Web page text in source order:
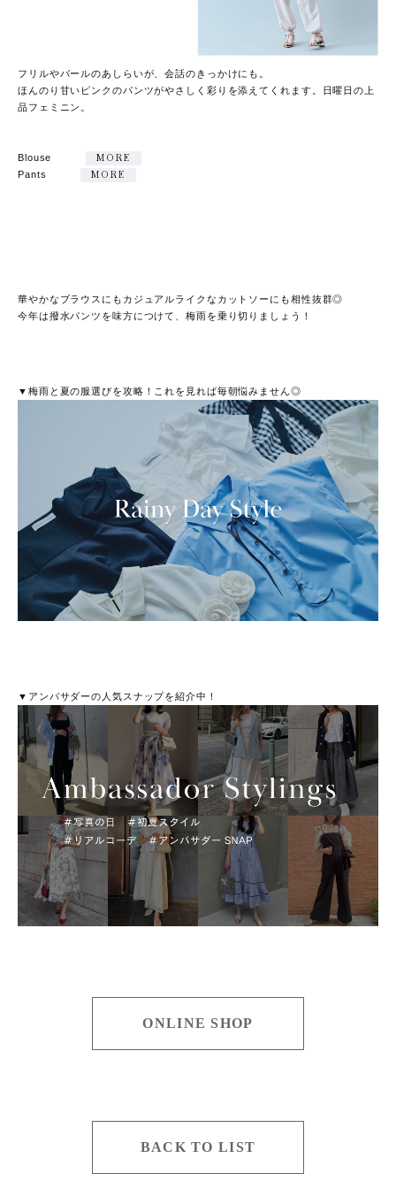
フリルやパールのあしらいが、会話のきっかけにも。
ほんのり甘いピンクのパンツがやさしく彩りを添えてくれます。日曜日の上
品フェミニン。
Blouse MORE
Pants MORE
華やかなブラウスにもカジュアルライクなカットソーにも相性抜群◎
今年は撥水パンツを味方につけて、梅雨を乗り切りましょう！
▼梅雨と夏の服選びを攻略！これを見れば毎朝悩みません◎
▼アンバサダーの人気スナップを紹介中！
ONLINE SHOP
BACK TO LIST